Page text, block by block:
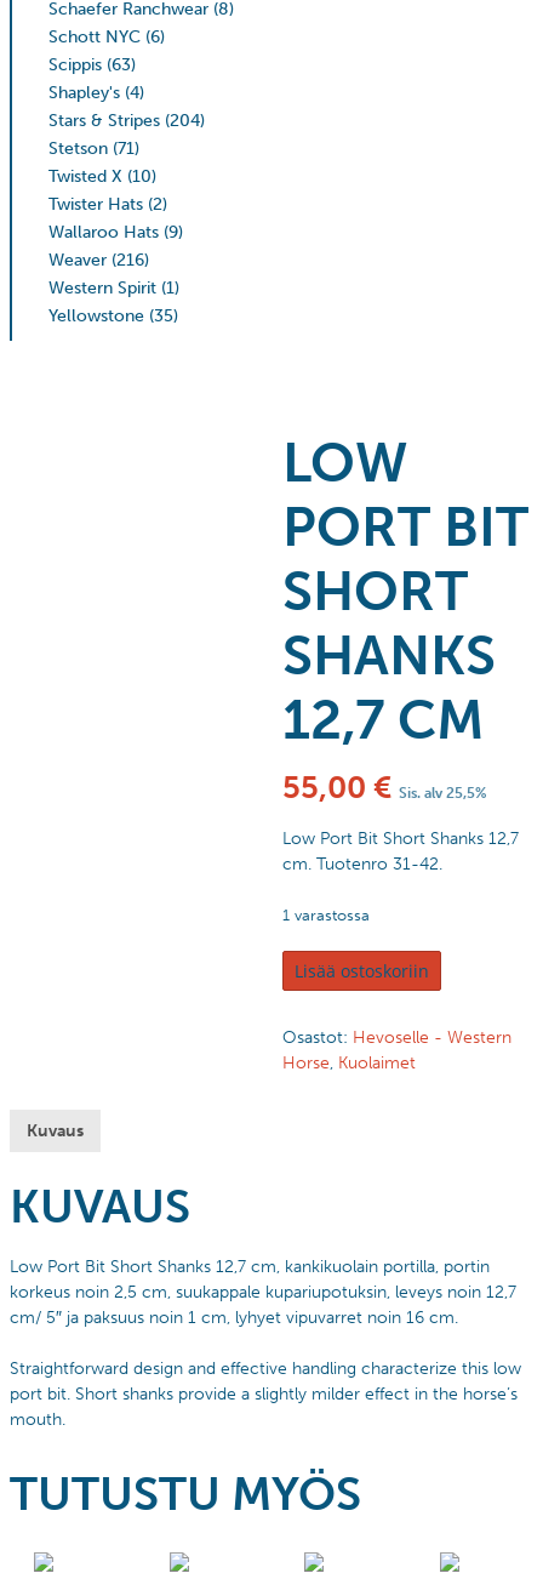
Schaefer Ranchwear (8)
Schott NYC (6)
Scippis (63)
Shapley's (4)
Stars & Stripes (204)
Stetson (71)
Twisted X (10)
Twister Hats (2)
Wallaroo Hats (9)
Weaver (216)
Western Spirit (1)
Yellowstone (35)
LOW
PORT BIT
SHORT
SHANKS
12,7 CM
55,00 € Sis. alv 25,5%
Low Port Bit Short Shanks 12,7
cm. Tuotenro 31-42.
1 varastossa
Lisää ostoskoriin
Osastot: Hevoselle - Western
Horse, Kuolaimet
Kuvaus
KUVAUS
Low Port Bit Short Shanks 12,7 cm, kankikuolain portilla, portin
korkeus noin 2,5 cm, suukappale kupariupotuksin, leveys noin 12,7
cm/ 5″ ja paksuus noin 1 cm, lyhyet vipuvarret noin 16 cm.
Straightforward design and effective handling characterize this low
port bit. Short shanks provide a slightly milder effect in the horse’s
mouth.
TUTUSTU MYÖS